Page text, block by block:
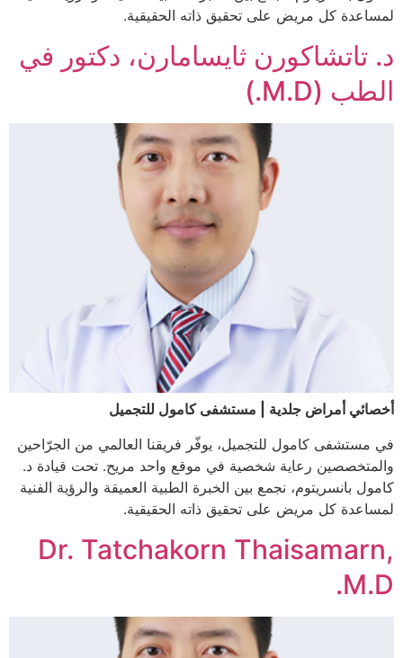
لمساعدة كل مريض على تحقيق ذاته الحقيقية.
د. تاتشاكورن ثايسامارن، دكتور في
الطب (M.D.)
أخصائي أمراض جلدية | مستشفى كامول للتجميل
في مستشفى كامول للتجميل، يوفّر فريقنا العالمي من الجرّاحين
والمتخصصين رعاية شخصية في موقع واحد مريح. تحت قيادة د.
كامول بانسريتوم، نجمع بين الخبرة الطبية العميقة والرؤية الفنية
لمساعدة كل مريض على تحقيق ذاته الحقيقية.
Dr. Tatchakorn Thaisamarn,
M.D.